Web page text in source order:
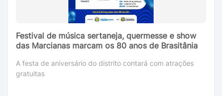
Festival de música sertaneja, quermesse e show
das Marcianas marcam os 80 anos de Brasitânia
A festa de aniversário do distrito contará com atrações
gratuitas